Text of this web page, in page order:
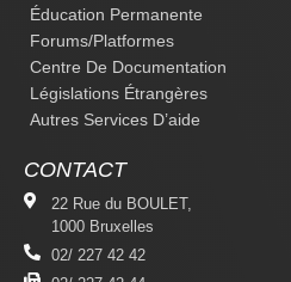
Éducation Permanente
Forums/platformes
Centre De Documentation
Législations Étrangères
Autres Services D’aide
CONTACT
22 Rue du BOULET,
1000 Bruxelles
02/ 227 42 42